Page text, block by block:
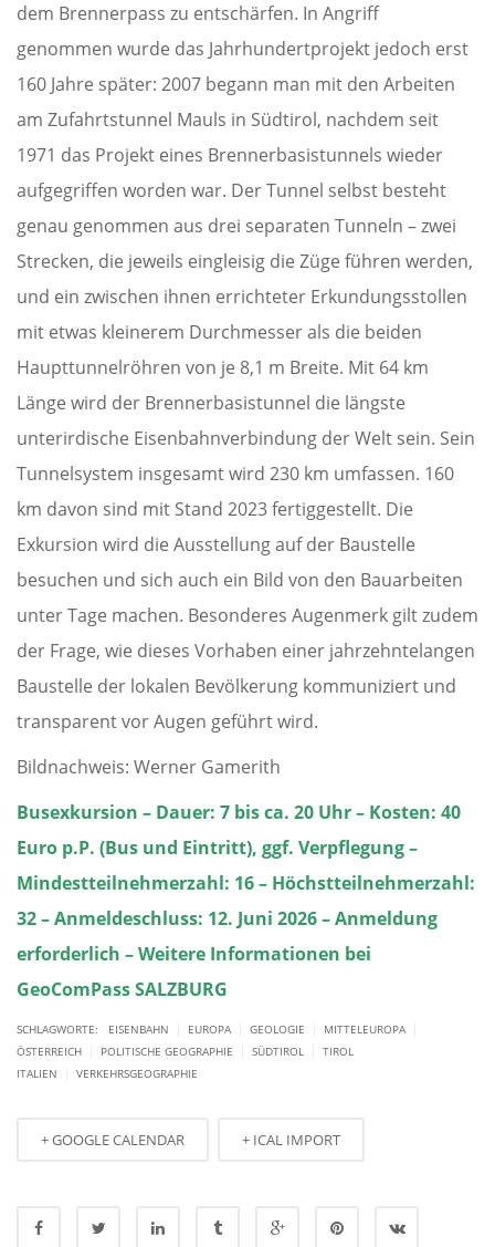
dem Brennerpass zu entschärfen. In Angriff
genommen wurde das Jahrhundertprojekt jedoch erst
160 Jahre später: 2007 begann man mit den Arbeiten
am Zufahrtstunnel Mauls in Südtirol, nachdem seit
1971 das Projekt eines Brennerbasistunnels wieder
aufgegriffen worden war. Der Tunnel selbst besteht
genau genommen aus drei separaten Tunneln – zwei
Strecken, die jeweils eingleisig die Züge führen werden,
und ein zwischen ihnen errichteter Erkundungsstollen
mit etwas kleinerem Durchmesser als die beiden
Haupttunnelröhren von je 8,1 m Breite. Mit 64 km
Länge wird der Brennerbasistunnel die längste
unterirdische Eisenbahnverbindung der Welt sein. Sein
Tunnelsystem insgesamt wird 230 km umfassen. 160
km davon sind mit Stand 2023 fertiggestellt. Die
Exkursion wird die Ausstellung auf der Baustelle
besuchen und sich auch ein Bild von den Bauarbeiten
unter Tage machen. Besonderes Augenmerk gilt zudem
der Frage, wie dieses Vorhaben einer jahrzehntelangen
Baustelle der lokalen Bevölkerung kommuniziert und
transparent vor Augen geführt wird.
Bildnachweis: Werner Gamerith
Busexkursion – Dauer: 7 bis ca. 20 Uhr – Kosten: 40
Euro p.P. (Bus und Eintritt), ggf. Verpflegung –
Mindestteilnehmerzahl: 16 – Höchstteilnehmerzahl:
32 – Anmeldeschluss: 12. Juni 2026 – Anmeldung
erforderlich – Weitere Informationen bei
GeoComPass SALZBURG
SCHLAGWORTE: EISENBAHN EUROPA GEOLOGIE MITTELEUROPA
ÖSTERREICH POLITISCHE GEOGRAPHIE SÜDTIROL
TIROL
ITALIEN
VERKEHRSGEOGRAPHIE
+ GOOGLE CALENDAR + ICAL IMPORT